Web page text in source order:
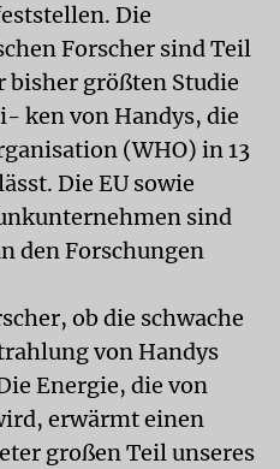
Die
Forscher sind Teil
bisher größten Studie
ken von Handys, die
(WHO) in 13
Die EU sowie
sind
den Forschungen
ob die schwache
von Handys
Energie, die von
erwärmt einen
großen Teil unseres